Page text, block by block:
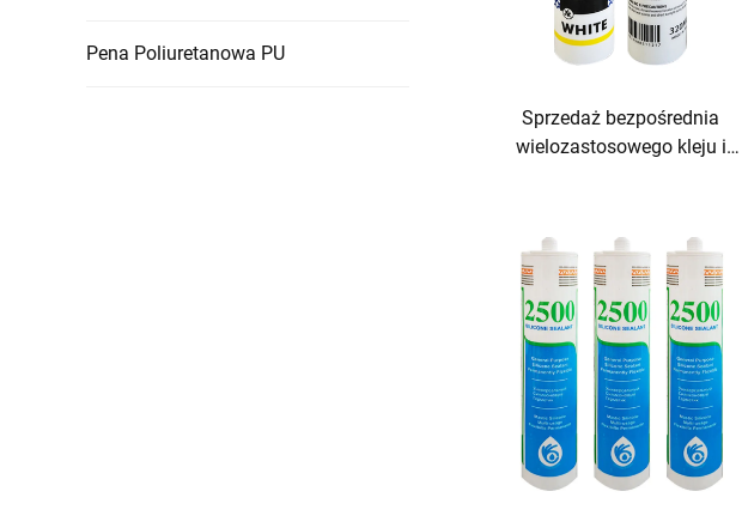
Pena Poliuretanowa PU
Sprzedaż bezpośrednia
wielozastosowego kleju i
budownictwa